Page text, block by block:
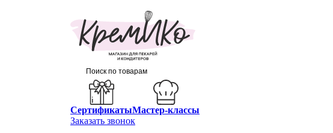
СертификатыМастер-классы
Заказать звонок